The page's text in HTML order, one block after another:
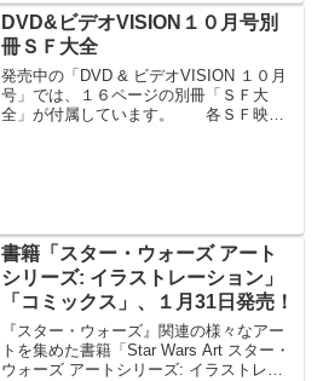
DVD&ビデオVISION１０月号別
冊ＳＦ大全
発売中の「DVD & ビデオVISION １０月
号」では、１６ページの別冊「ＳＦ大
全」が付属しています。 各ＳＦ映画
書籍「スター・ウォーズ アート
シリーズ: イラストレーション」
「コミックス」、１月31日発売！
『スター・ウォーズ』関連の様々なアー
トを集めた書籍「Star Wars Art スター・
ウォーズ アートシリーズ: イラストレー